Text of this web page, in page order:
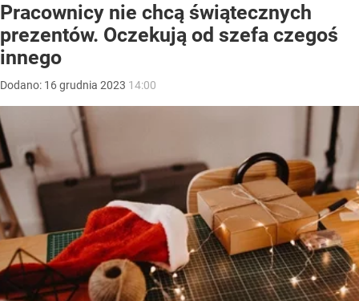
Pracownicy nie chcą świątecznych
prezentów. Oczekują od szefa czegoś
innego
Dodano: 16grudnia 2023 14:00